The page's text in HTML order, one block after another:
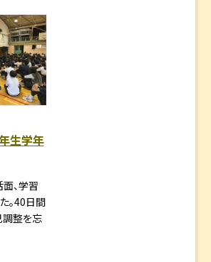
生学年
、学習
。40日間
調整を忘